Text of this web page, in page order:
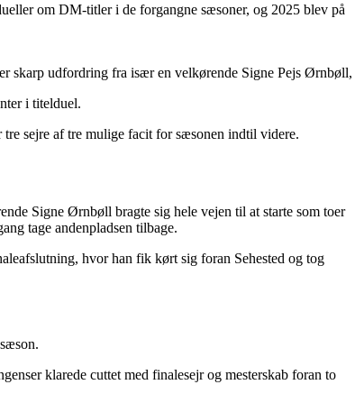
om DM-titler i de forgangne sæsoner, og 2025 blev på
skarp udfordring fra især en velkørende Signe Pejs
i titelduel.
sejre af tre mulige facit for sæsonen indtil videre.
Signe Ørnbøll bragte sig hele vejen til at starte som toer
tage andenpladsen tilbage.
hvor han fik kørt sig foran Sehested og tog
klarede cuttet med finalesejr og mesterskab foran to